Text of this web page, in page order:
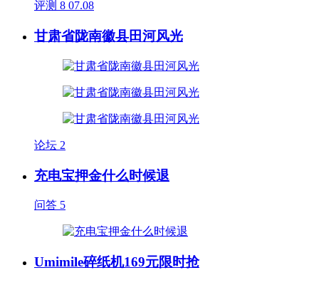
评测 8 07.08
甘肃省陇南徽县田河风光
论坛 2
充电宝押金什么时候退
问答 5
Umimile碎纸机169元限时抢